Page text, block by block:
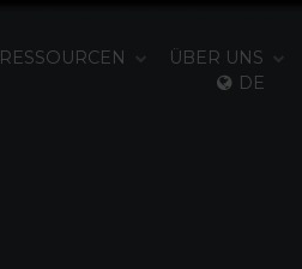
RESSOURCEN
ÜBER UNS
DE